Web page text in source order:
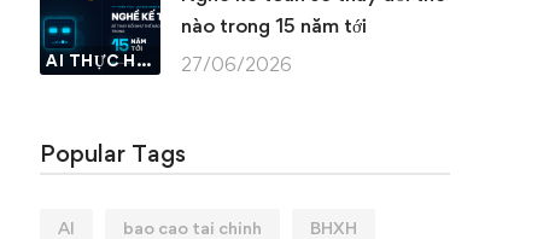
AI THỰC HÀNH
nào trong 15 năm tới
27/06/2026
Popular Tags
AI bao cao tai chinh BHXH